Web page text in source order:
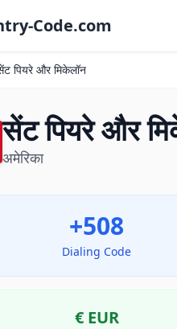
Code.com
पियरे और मिकेलॉन
सेंट पियरे और
अमेरिका
+508
Dialing Code
€ EUR